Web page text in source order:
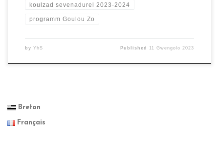
koulzad sevenadurel 2023-2024
programm Goulou Zo
by YhS Published 11 Gwengolo 2023
Breton
Français